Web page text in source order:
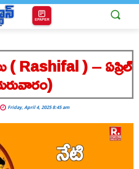
EPAPER
Rashifal ) – ఏప్రిల్
Friday, April 4, 2025 8:45 am